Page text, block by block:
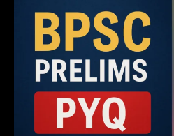
Answers (Part – 01)